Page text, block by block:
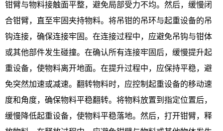
钳臂与物料接触面平整，避免局部受力不均。然后，缓慢闭
合钳臂，直至牢固夹持物料。将吊钳的吊环与起重设备的吊
钩连接，确保连接牢固。在连接过程中，应避免吊钩与钳体
或其他部件发生碰撞。在确认所有连接牢固后，缓慢提升起
重设备，使物料离开地面。在提升过程中，应保持平稳，避
免突然加速或减速。翻转物料时，应控制起重设备的移动速
度和角度，确保物料平稳翻转。将物料放置到指定位置后，
缓慢降低起重设备，使物料平稳落地。然后，打开钳臂，释